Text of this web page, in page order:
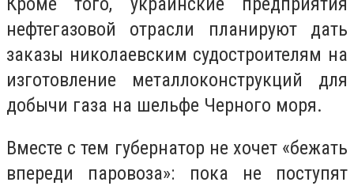
нефтегазовой отрасли планируют дать
заказы николаевским судостроителям на
изготовление металлоконструкций для
добычи газа на шельфе Черного моря.
Вместе с тем губернатор не хочет «бежать
впереди паровоза»: пока не поступят